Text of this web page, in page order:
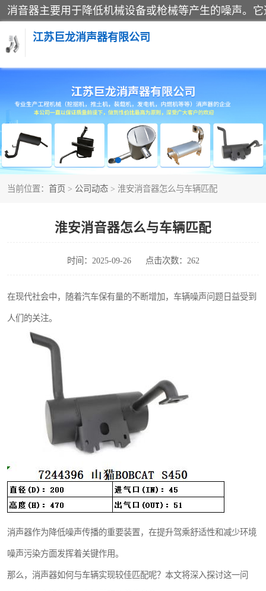
江苏巨龙消声器有限公司
当前位置： 首页 > 公司动态 > 淮安消音器怎么与车辆匹配
淮安消音器怎么与车辆匹配
时间：2025-09-26 点击次数：262
在现代社会中，随着汽车保有量的不断增加，车辆噪声问题日益受到
人们的关注。
消声器作为降低噪声传播的重要装置，在提升驾乘舒适性和减少环境
噪声污染方面发挥着关键作用。
那么，消声器如何与车辆实现较佳匹配呢？本文将深入探讨这一问
消声器